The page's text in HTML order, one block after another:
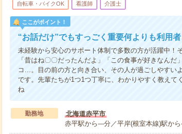
自転車・バイクOK 看護師 介護士
ここがポイント！
“お話だけ”でもすっごく重要何よりも利用
未経験から安心のサポート体制で多数の方が活躍中！
「昔はね〇〇だったんだよ」「この食事が好きなん
コ…。目の前の方と向き合い、その人が過ごしやすい
です。先輩たちが1つ1つ丁寧に、わかりやすく教え
ね
勤務地
北海道赤平市
赤平駅から---分／平岸(根室本線)駅か